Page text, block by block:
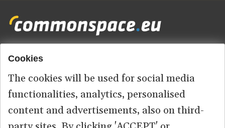
Footer
menu
HOME
ABOUT US
КОНТАКТ
Cookies
The cookies will be used for social media
functionalities, analytics, personalised
content and advertisements, also on third-